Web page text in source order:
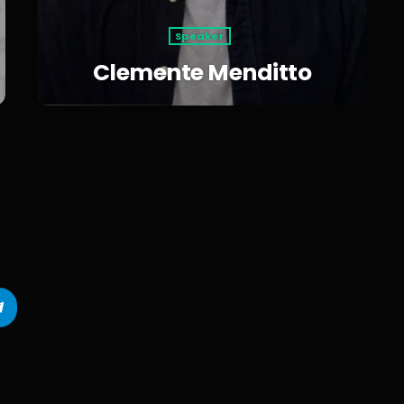
Speaker
Clemente Menditto